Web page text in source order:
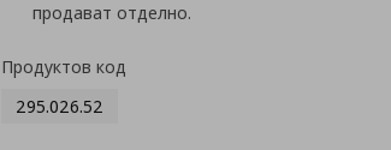
продават отделно.
Продуктов код
295.026.52